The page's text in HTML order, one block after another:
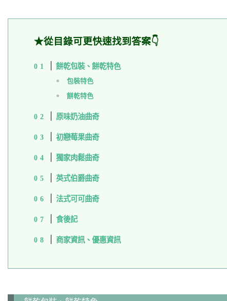
★從目錄可更快速找到答案👇
餅乾包裝、餅乾特色
包裝特色
餅乾特色
原味奶油曲奇
初戀莓果曲奇
獨家肉鬆曲奇
英式伯爵曲奇
法式可可曲奇
食後記
商家資訊、優惠資訊